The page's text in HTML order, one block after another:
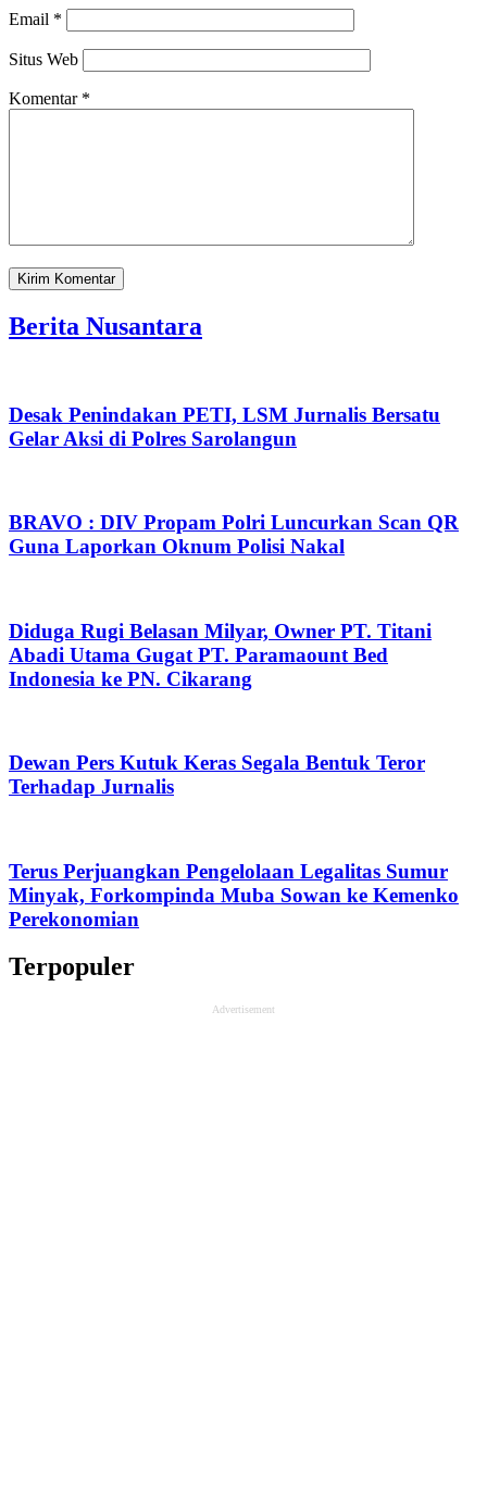
Email *
Situs Web
Komentar *
Berita Nusantara
Desak Penindakan PETI, LSM Jurnalis Bersatu
Gelar Aksi di Polres Sarolangun
BRAVO : DIV Propam Polri Luncurkan Scan QR
Guna Laporkan Oknum Polisi Nakal
Diduga Rugi Belasan Milyar, Owner PT. Titani
Abadi Utama Gugat PT. Paramaount Bed
Indonesia ke PN. Cikarang
Dewan Pers Kutuk Keras Segala Bentuk Teror
Terhadap Jurnalis
Terus Perjuangkan Pengelolaan Legalitas Sumur
Minyak, Forkompinda Muba Sowan ke Kemenko
Perekonomian
Terpopuler
Advertisement